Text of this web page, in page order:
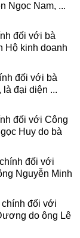
Ngọc Nam, ...
đối với bà
Hộ kinh doanh
đối với bà
đại diện ...
đối với Công
Huy do bà
đối với
Nguyễn Minh
chính đối với
do ông Lê